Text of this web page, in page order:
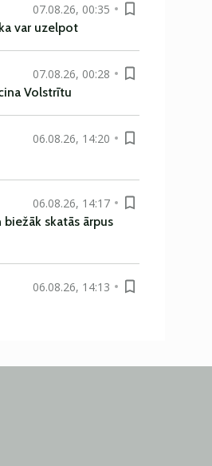
07.08.26, 00:35
var uzelpot
07.08.26, 00:28
Volstrītu
06.08.26, 14:20
06.08.26, 14:17
skatās ārpus
06.08.26, 14:13